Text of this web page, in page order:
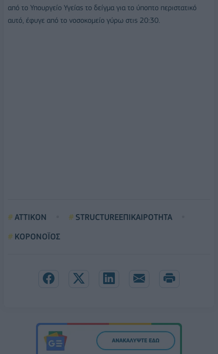
από το Υπουργείο Υγείας το δείγμα για το ύποπτο περιστατικό
αυτό, έφυγε από το νοσοκομείο γύρω στις 20:30.
ΑΤΤΙΚΟΝ
STRUCTUREΕΠΙΚΑΙΡΟΤΗΤΑ
ΚΟΡΟΝΟΪΟΣ